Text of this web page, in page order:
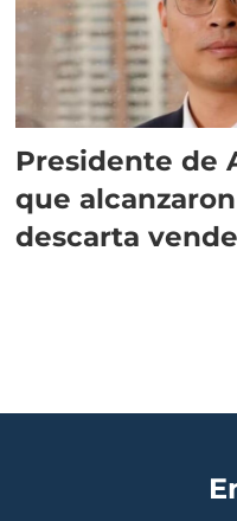
Presidente de
que
descarta